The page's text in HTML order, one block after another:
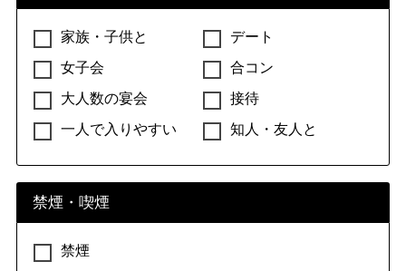
家族・子供と
デート
女子会
合コン
大人数の宴会
接待
一人で入りやすい
知人・友人と
禁煙・喫煙
禁煙